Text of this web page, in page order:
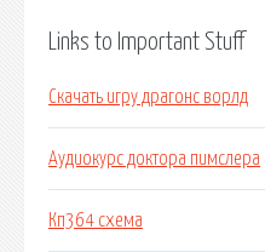
Links to Important Stuff
Скачать игру драгонс ворлд
Аудиокурс доктора пимслера
Кп364 схема